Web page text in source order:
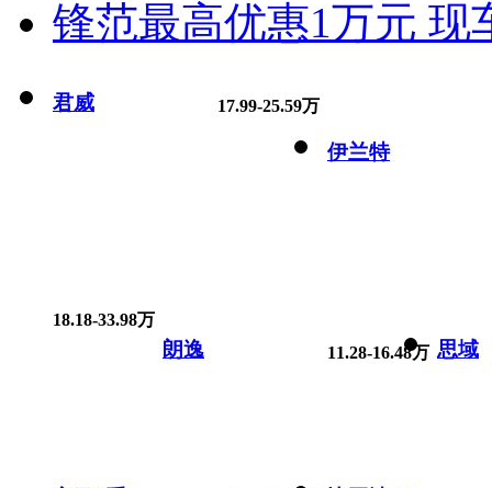
锋范最高优惠1万元 现
君威 17.99-25.59万
伊兰特
18.18-33.98万
朗逸 11.28-16.48万 思域